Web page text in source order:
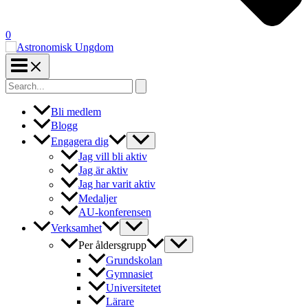
0
Search
for:
Bli medlem
Blogg
Engagera dig
Jag vill bli aktiv
Jag är aktiv
Jag har varit aktiv
Medaljer
AU-konferensen
Verksamhet
Per åldersgrupp
Grundskolan
Gymnasiet
Universitetet
Lärare